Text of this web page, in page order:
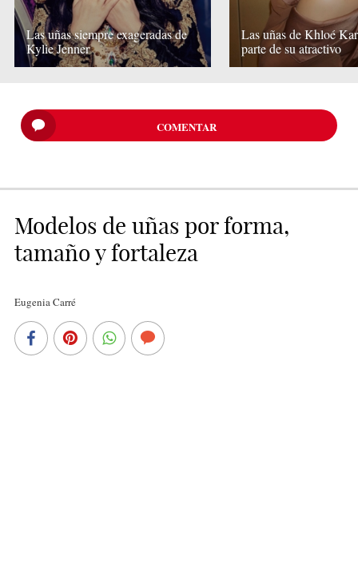
Las uñas siempre exageradas de
Kylie Jenner
Las uñas de Khloé
parte de su atractivo
COMENTAR
Modelos de uñas por forma,
tamaño y fortaleza
Eugenia Carré